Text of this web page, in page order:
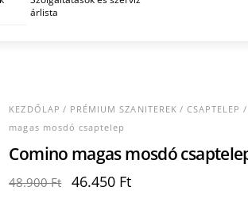
árlista
KEZDŐLAP / PRÉMIUM SZANITEREK/CSAPTELEP /
magas mosdó csaptelep
Comino magas mosdó
48.900Ft
Original
46.450 FtCurrent